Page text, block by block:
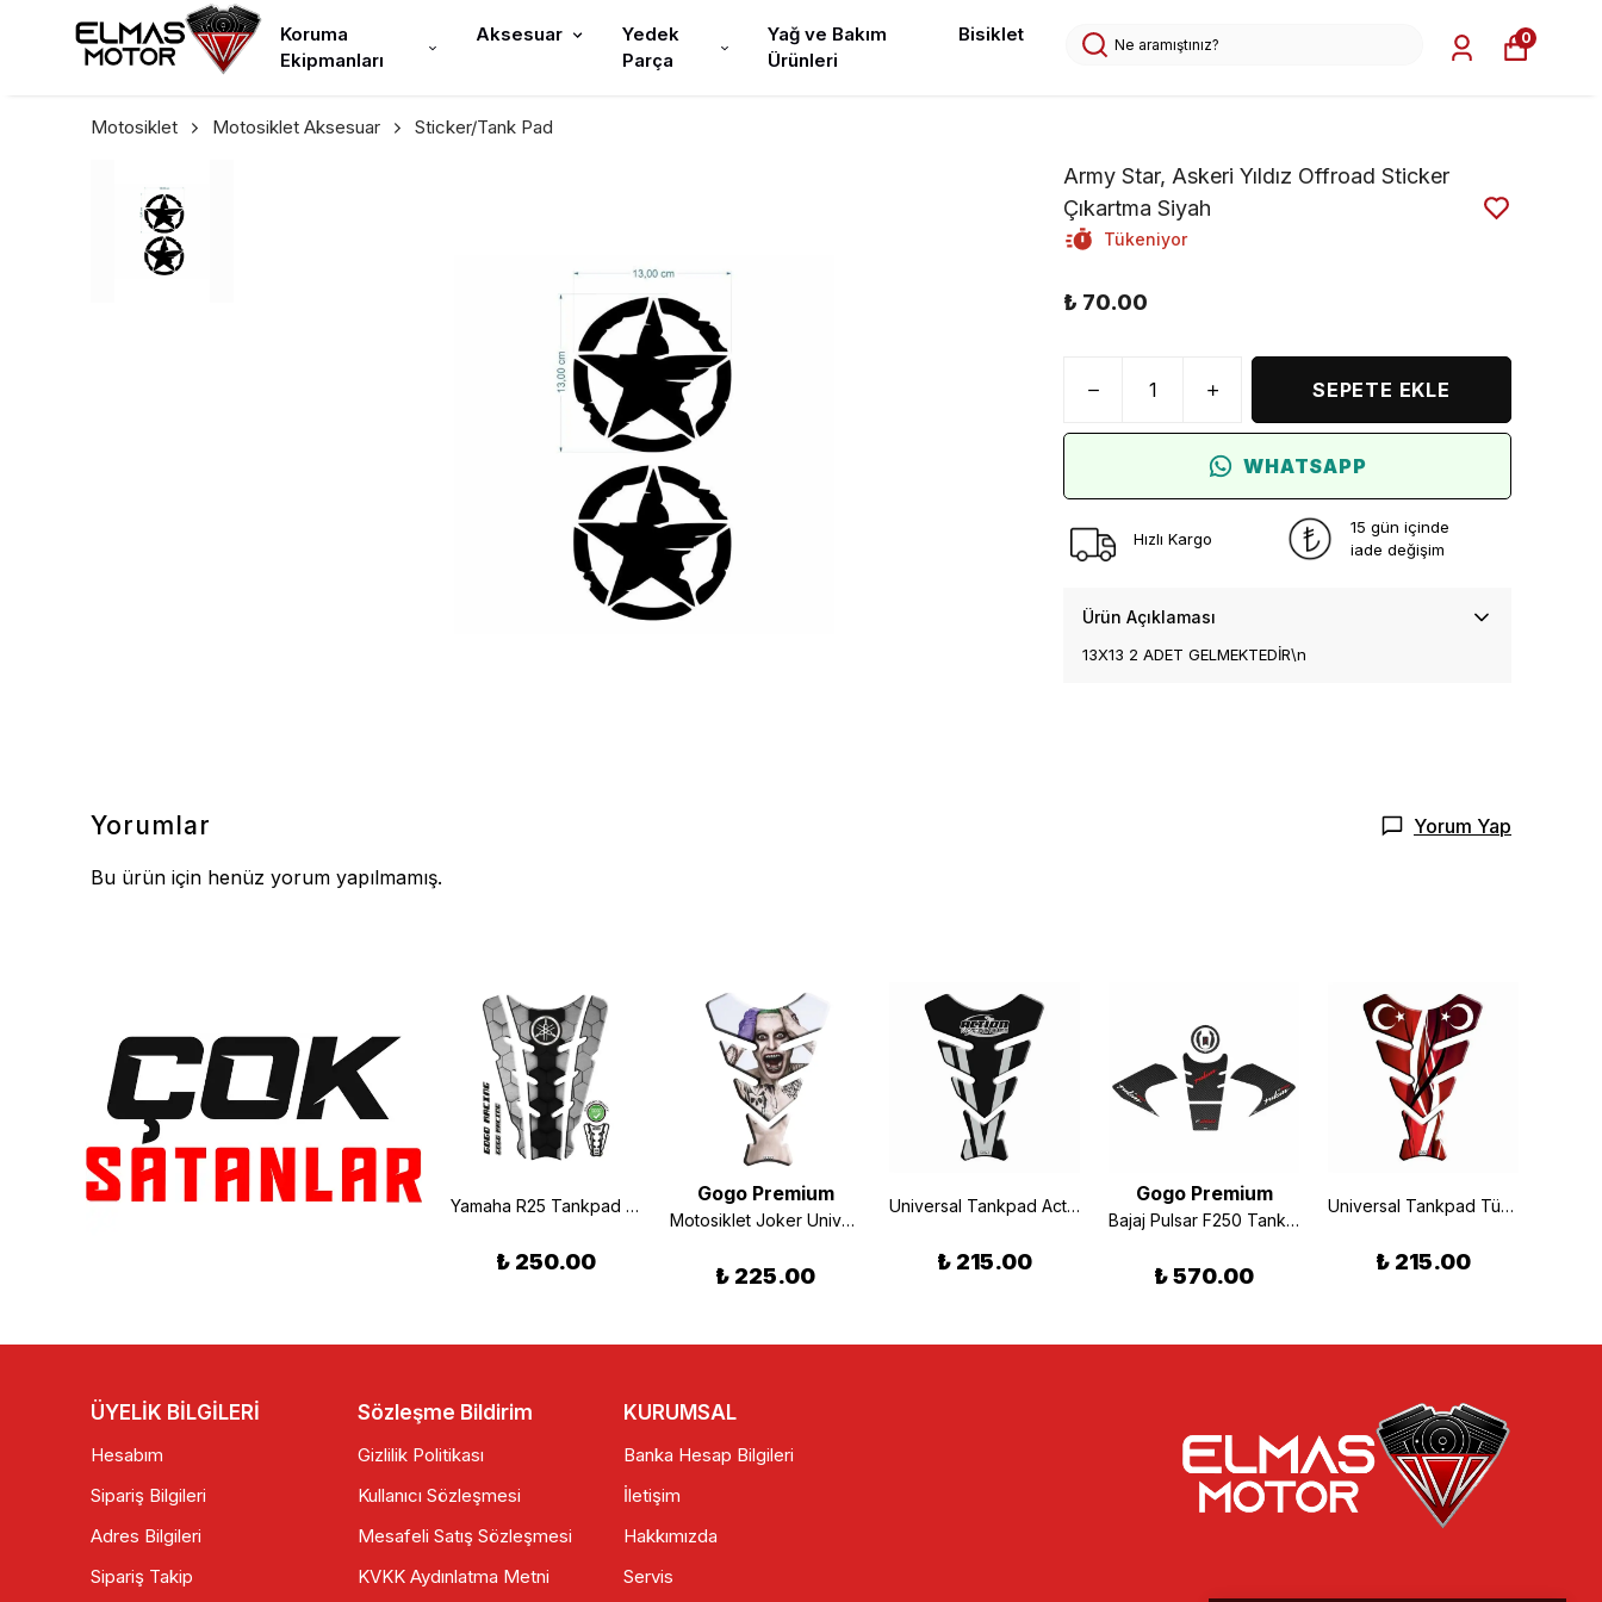
Koruma
Ekipmanları
Aksesuar
Yedek
Parça
Yağ ve Bakım
Ürünleri
Bisiklet 0
Motosiklet Motosiklet Aksesuar Sticker/Tank Pad
Army Star, Askeri Yıldız Offroad Sticker
Çıkartma Siyah
Tükeniyor
₺ 70.00
SEPETE EKLE
WHATSAPP
Hızlı Kargo
15 gün içinde
iade değişim
Ürün Açıklaması
13X13 2 ADET GELMEKTEDİR\n
Yorumlar Yorum Yap
Bu ürün için henüz yorum yapılmamış.
Universal Tankpad Sarı Siyah 1403TP118 Yamaha R25 Tankpad Set Kırmızı 2014-2018 Yamaha R25 Tankpad Gri 2014-2018
₺ 250.00
Gogo Premium
Motosiklet Joker Universal Tank Pad
₺ 225.00
Universal Tankpad Action Siyah 1403TP386
₺ 215.00
Gogo Premium
Bajaj Pulsar F250 Tankpad Set 002
₺ 570.00
Universal Tankpad Türk Bayrağı Kırmızı 1403TP295
₺ 215.00
ÜYELİK BİLGİLERİ
Hesabım
Sipariş Bilgileri
Adres Bilgileri
Sipariş Takip
Sözleşme Bildirim
Gizlilik Politikası
Kullanıcı Sözleşmesi
Mesafeli Satış Sözleşmesi
KVKK Aydınlatma Metni
KURUMSAL
Banka Hesap Bilgileri
İletişim
Hakkımızda
Servis